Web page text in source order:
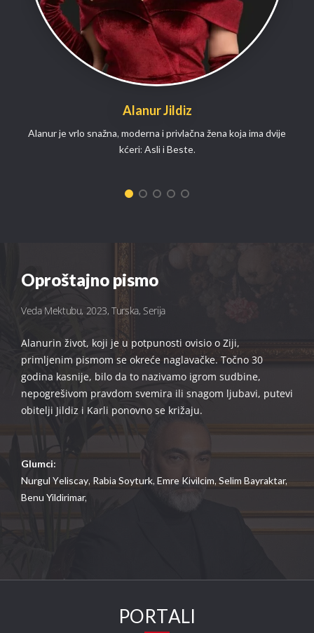
Alanur Jildiz
Alanur je vrlo snažna, moderna i privlačna žena koja ima dvije
kćeri: Asli i Beste.
Oproštajno pismo
Veda Mektubu, 2023, Turska, Serija
Alanurin život, koji je u potpunosti ovisio o Ziji,
primljenim pismom se okreće naglavačke. Točno 30
godina kasnije, bilo da to nazivamo igrom sudbine,
nepogrešivom pravdom svemira ili snagom ljubavi, putevi
obitelji Jildiz i Karli ponovno se križaju.
Glumci:
Nurgul Yeliscay, Rabia Soyturk, Emre Kivilcim, Selim Bayraktar,
Benu Yildirimar,
PORTALI